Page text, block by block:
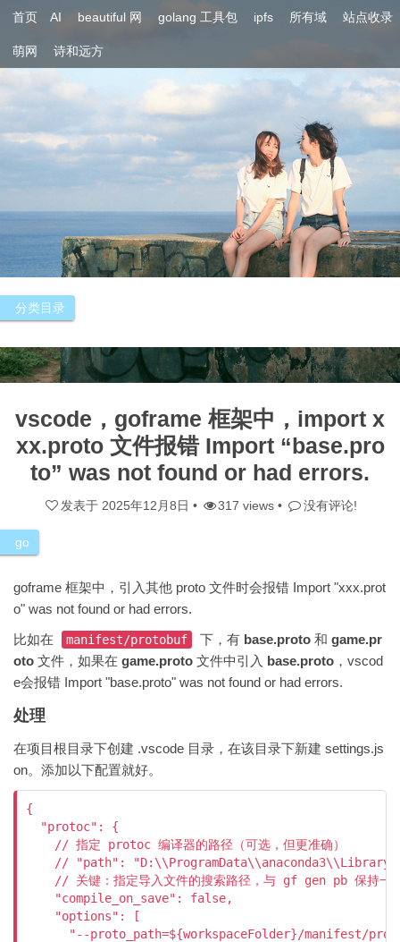
首页 AI beautiful 网 golang 工具包 ipfs 所有域 站点收录
萌网 诗和远方
分类目录
vscode，goframe 框架中，import x
xx.proto 文件报错 Import “base.pro
to” was not found or had errors.
发表于 2025年12月8日 • 317 views • 没有评论!
go
goframe 框架中，引入其他 proto 文件时会报错 Import "xxx.prot
o" was not found or had errors.
比如在
manifest/protobuf 下，有 base.proto 和 game.pr
oto 文件，如果在 game.proto 文件中引入 base.proto ，vscod
e会报错 Import "base.proto" was not found or had errors.
处理
在项目根目录下创建 .vscode 目录，在该目录下新建 settings.js
on。添加以下配置就好。
{
  "protoc": {
    // 指定 protoc 编译器的路径（可选，但更准确）
// "path":
// 关键：指定导入文件的搜索路径，与 gf gen pb 保持一
    "compile_on_save": false,
    "options": [
"--proto_path=${workspaceFolder}/manifest/